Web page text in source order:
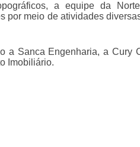
a equipe da
por meio de atividades
a Sanca Engenharia, a Cury
Imobiliário.